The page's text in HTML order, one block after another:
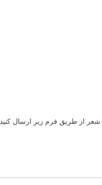
شعر از طریق فرم زیر ارسال کنید.